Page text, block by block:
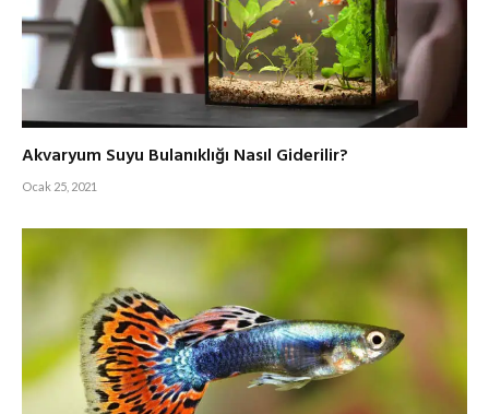
Akvaryum Suyu Bulanıklığı Nasıl Giderilir?
Ocak 25, 2021